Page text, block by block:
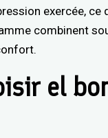
exercée,
combinent
el